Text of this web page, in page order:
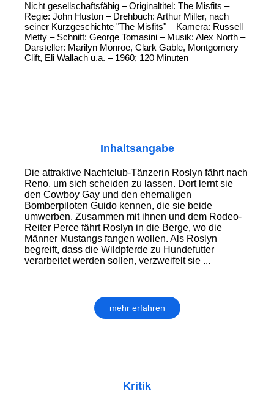
Nicht gesellschaftsfähig – Originaltitel: The Misfits –
Regie: John Huston – Drehbuch: Arthur Miller, nach
seiner Kurzgeschichte "The Misfits" – Kamera: Russell
Metty – Schnitt: George Tomasini – Musik: Alex North –
Darsteller: Marilyn Monroe, Clark Gable, Montgomery
Clift, Eli Wallach u.a. – 1960; 120 Minuten
Inhaltsangabe
Die attraktive Nachtclub-Tänzerin Roslyn fährt nach
Reno, um sich scheiden zu lassen. Dort lernt sie
den Cowboy Gay und den ehemaligen
Bomberpiloten Guido kennen, die sie beide
umwerben. Zusammen mit ihnen und dem Rodeo-
Reiter Perce fährt Roslyn in die Berge, wo die
Männer Mustangs fangen wollen. Als Roslyn
begreift, dass die Wildpferde zu Hundefutter
verarbeitet werden sollen, verzweifelt sie ...
mehr erfahren
Kritik